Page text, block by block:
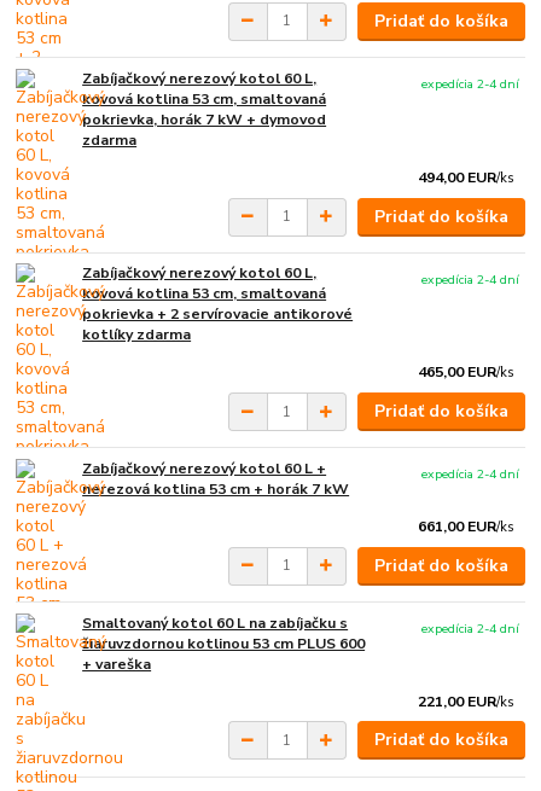
Pridať do košíka
Zabíjačkový nerezový kotol 60 L,
kovová kotlina 53 cm, smaltovaná
pokrievka, horák 7 kW + dymovod
zdarma
494,00 EUR/ks
expedícia 2-4 dní
Pridať do košíka
Zabíjačkový nerezový kotol 60 L,
kovová kotlina 53 cm, smaltovaná
pokrievka + 2 servírovacie antikorové
kotlíky zdarma
465,00 EUR/ks
expedícia 2-4 dní
Pridať do košíka
Zabíjačkový nerezový kotol 60 L +
nerezová kotlina 53 cm + horák 7 kW
661,00 EUR/ks
expedícia 2-4 dní
Pridať do košíka
Smaltovaný kotol 60 L na zabíjačku s
žiaruvzdornou kotlinou 53 cm PLUS 600
+ vareška
221,00 EUR/ks
expedícia 2-4 dní
Pridať do košíka